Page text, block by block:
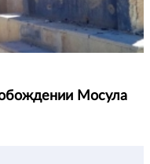
Мосула